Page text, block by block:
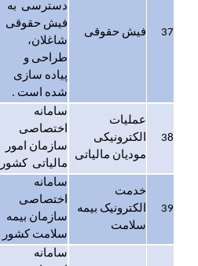
37 فیش حقوقی
دسترسی به
فیش حقوقی
شاغلان،
طراحی و
پیاده سازی
شده است .
38
عملیات
الکترونیکی
مودیان مالیاتی
سامانه
اختصاصی
سازمان امور
مالیاتی کشور
39
خدمت
الکترونیک بیمه
سلامت
سامانه
اختصاصی
سازمان بیمه
سلامت کشور
سامانه